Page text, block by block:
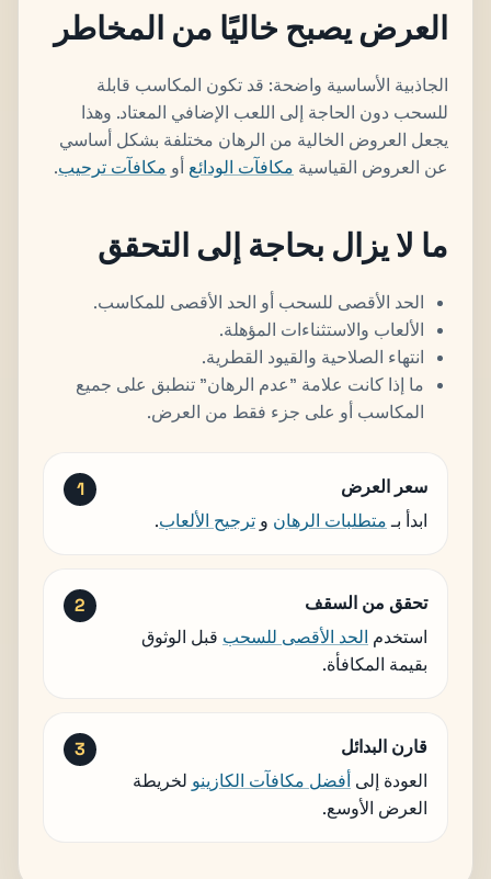
العرض يصبح خاليًا من المخاطر
الجاذبية الأساسية واضحة: قد تكون المكاسب قابلة
للسحب دون الحاجة إلى اللعب الإضافي المعتاد. وهذا
يجعل العروض الخالية من الرهان مختلفة بشكل أساسي
عن العروض القياسية مكافآت الودائع أو مكافآت ترحيب.
ما لا يزال بحاجة إلى التحقق
الحد الأقصى للسحب أو الحد الأقصى للمكاسب.
الألعاب والاستثناءات المؤهلة.
انتهاء الصلاحية والقيود القطرية.
ما إذا كانت علامة "عدم الرهان" تنطبق على جميع
المكاسب أو على جزء فقط من العرض.
سعر العرض
ابدأ بـمتطلبات الرهان و ترجيح الألعاب.
تحقق من السقف
استخدم الحد الأقصى للسحب قبل الوثوق
بقيمة المكافأة.
قارن البدائل
العودة إلى أفضل مكافآت الكازينو لخريطة
العرض الأوسع.